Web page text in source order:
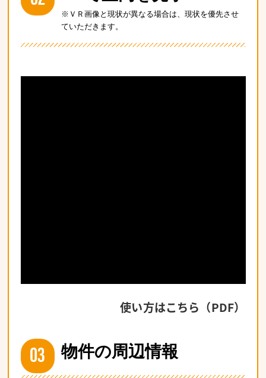
※ＶＲ画像と現状が異なる場合は、現状を優先させ
ていただきます。
使い方はこちら（PDF）
03 物件の周辺情報